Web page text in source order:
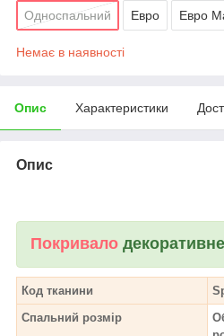
Односпальний Евро Евро
Немає в наявності
Опис Характеристики
Опис
Покривало
Код тканини
Спальний розмір